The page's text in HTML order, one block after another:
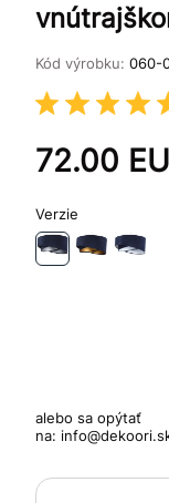
Kód výrobku: 060-
72.00
Verzie
alebo sa opýtať
na: